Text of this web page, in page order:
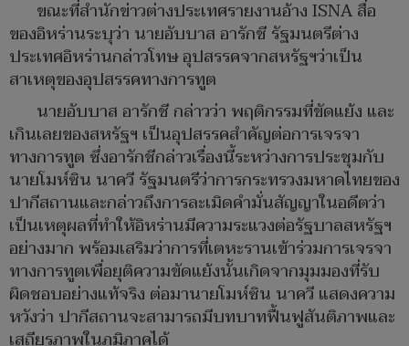
ขณะที่สำนักข่าวต่างประเทศรายงานอ้าง ISNA สื่อ
ของอิหร่านระบุว่า นายอับบาส อารักชี รัฐมนตรีต่าง
ประเทศอิหร่านกล่าวโทษ อุปสรรคจากสหรัฐฯว่าเป็น
สาเหตุของอุปสรรคทางการทูต
นายอับบาส อารักชี กล่าวว่า พฤติกรรมที่ขัดแย้ง และ
เกินเลยของสหรัฐฯ เป็นอุปสรรคสำคัญต่อการเจรจา
ทางการทูต ซึ่งอารักชีกล่าวเรื่องนี้ระหว่างการประชุมกับ
นายโมห์ซิน นาควี รัฐมนตรีว่าการกระทรวงมหาดไทยของ
ปากีสถานและกล่าวถึงการละเมิดคำมั่นสัญญาในอดีตว่า
เป็นเหตุผลที่ทำให้อิหร่านมีความระแวงต่อรัฐบาลสหรัฐฯ
อย่างมาก พร้อมเสริมว่าการที่เตหะรานเข้าร่วมการเจรจา
ทางการทูตเพื่อยุติความขัดแย้งนั้นเกิดจากมุมมองที่รับ
ผิดชอบอย่างแท้จริง ต่อมานายโมห์ซิน นาควี แสดงความ
หวังว่า ปากีสถานจะสามารถมีบทบาทฟื้นฟูสันติภาพและ
เสถียรภาพในภูมิภาคได้